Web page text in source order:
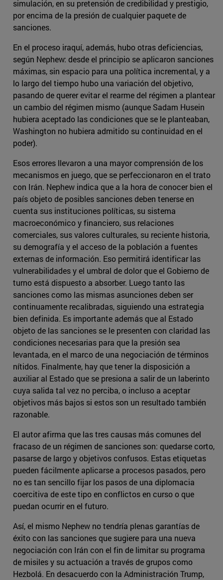
simulación, en su pretensión de credibilidad y prestigio,
por encima de la presión de cualquier paquete de
sanciones.
En el proceso iraquí, además, hubo otras deficiencias,
según Nephew: desde el principio se aplicaron sanciones
máximas, sin espacio para una política incremental, y a
lo largo del tiempo hubo una variación del objetivo,
pasando de querer evitar el rearme del régimen a plantear
un cambio del régimen mismo (aunque Sadam Husein
hubiera aceptado las condiciones que se le planteaban,
Washington no hubiera admitido su continuidad en el
poder).
Esos errores llevaron a una mayor comprensión de los
mecanismos en juego, que se perfeccionaron en el trato
con Irán. Nephew indica que a la hora de conocer bien el
país objeto de posibles sanciones deben tenerse en
cuenta sus instituciones políticas, su sistema
macroeconómico y financiero, sus relaciones
comerciales, sus valores culturales, su reciente historia,
su demografía y el acceso de la población a fuentes
externas de información. Eso permitirá identificar las
vulnerabilidades y el umbral de dolor que el Gobierno de
turno está dispuesto a absorber. Luego tanto las
sanciones como las mismas asunciones deben ser
continuamente recalibradas, siguiendo una estrategia
bien definida. Es importante además que al Estado
objeto de las sanciones se le presenten con claridad las
condiciones necesarias para que la presión sea
levantada, en el marco de una negociación de términos
nítidos. Finalmente, hay que tener la disposición a
auxiliar al Estado que se presiona a salir de un laberinto
cuya salida tal vez no perciba, o incluso a aceptar
objetivos más bajos si estos son un resultado también
razonable.
El autor afirma que las tres causas más comunes del
fracaso de un régimen de sanciones son: quedarse corto,
pasarse de largo y objetivos confusos. Estas etiquetas
pueden fácilmente aplicarse a procesos pasados, pero
no es tan sencillo fijar los pasos de una diplomacia
coercitiva de este tipo en conflictos en curso o que
puedan ocurrir en el futuro.
Así, el mismo Nephew no tendría plenas garantías de
éxito con las sanciones que sugiere para una nueva
negociación con Irán con el fin de limitar su programa
de misiles y su actuación a través de grupos como
Hezbolá. En desacuerdo con la Administración Trump,